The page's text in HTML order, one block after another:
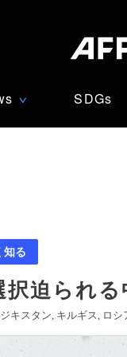
∨ SDGs
知る
迫られる
キスタン キルギス ロシ